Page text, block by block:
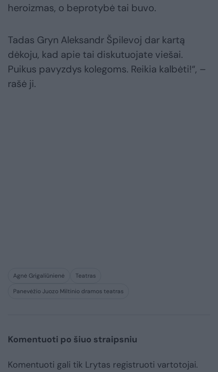
heroizmas, o beprotybė tai buvo.
Tadas Gryn Aleksandr Špilevoj dar kartą
dėkoju, kad apie tai diskutuojate viešai.
Puikus pavyzdys kolegoms. Reikia kalbėti!“, –
rašė ji.
Agnė Grigaliūnienė
Teatras
Panevėžio Juozo Miltinio dramos teatras
Komentuoti po šiuo straipsniu
Komentuoti gali tik Lrytas registruoti vartotojai.